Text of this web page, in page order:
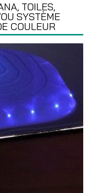
TOILES,
SYSTÈME
COULEUR